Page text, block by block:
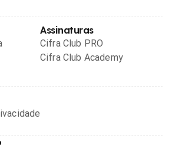
Assinaturas
Cifra Club PRO
Cifra Club Academy